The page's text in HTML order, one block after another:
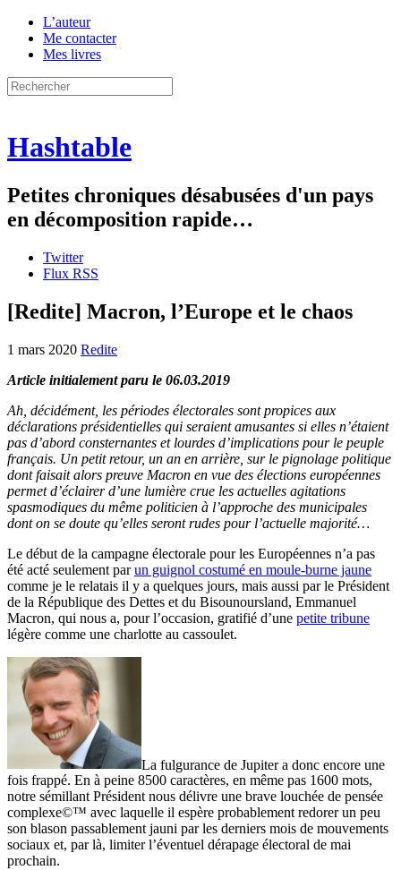
L’auteur
Me contacter
Mes livres
Hashtable
Petites chroniques désabusées d'un pays
en décomposition rapide…
Twitter
Flux RSS
[Redite] Macron, l’Europe et le chaos
1 mars 2020 Redite
Article initialement paru le 06.03.2019
Ah, décidément, les périodes électorales sont propices aux
déclarations présidentielles qui seraient amusantes si elles n’étaient
pas d’abord consternantes et lourdes d’implications pour le peuple
français. Un petit retour, un an en arrière, sur le pignolage politique
dont faisait alors preuve Macron en vue des élections européennes
permet d’éclairer d’une lumière crue les actuelles agitations
spasmodiques du même politicien à l’approche des municipales
dont on se doute qu’elles seront rudes pour l’actuelle majorité…
Le début de la campagne électorale pour les Européennes n’a pas
été acté seulement parun guignol costumé en moule-burne jaune
comme je le relatais il y a quelques jours, mais aussi par le Président
de la République des Dettes et du Bisounoursland, Emmanuel
Macron, qui nous a, pour l’occasion, gratifié d’une petite tribune
légère comme une charlotte au cassoulet.
La fulgurance de Jupiter a donc encore une
fois frappé. En à peine 8500 caractères, en même pas 1600 mots,
notre sémillant Président nous délivre une brave louchée de pensée
complexe©™ avec laquelle il espère probablement redorer un peu
son blason passablement jauni par les derniers mois de mouvements
sociaux et, par là, limiter l’éventuel dérapage électoral de mai
prochain.